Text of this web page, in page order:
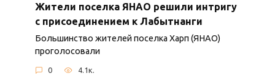
Жители поселка ЯНАО решили интригу
с присоединением к Лабытнанги
Большинство жителей поселка Харп (ЯНАО)
проголосовали
0 4.1к.